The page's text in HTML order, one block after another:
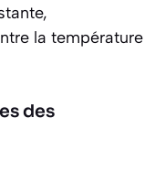
la température
des